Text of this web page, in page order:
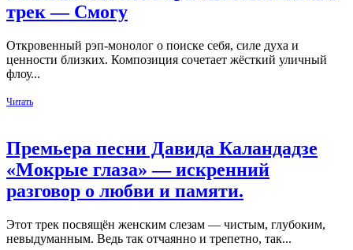
трек — Смогу
Откровенный рэп‑монолог о поиске себя, силе духа и
ценности близких. Композиция сочетает жёсткий уличный
флоу...
Читать
Премьера песни Давида Каландадзе
«Мокрые глаза» — искренний
разговор о любви и памяти.
Этот трек посвящён женским слезам — чистым, глубоким,
невыдуманным. Ведь так отчаянно и трепетно, так...